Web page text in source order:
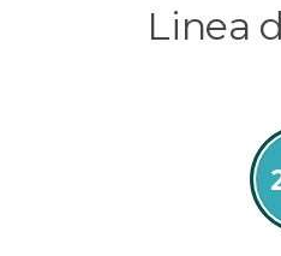
Linea